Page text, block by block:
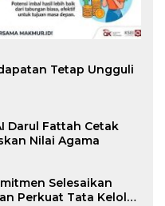
Tetap Ungguli
Darul Fattah Cetak
Nilai Agama
Selesaikan
Perkuat Tata Kelola